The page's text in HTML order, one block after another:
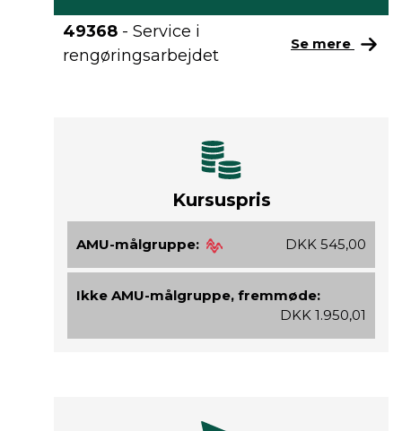
49368 - Service i
rengøringsarbejdet
Se mere
Kursuspris
AMU-målgruppe: DKK 545,00
Ikke AMU-målgruppe, fremmøde:
DKK 1.950,01